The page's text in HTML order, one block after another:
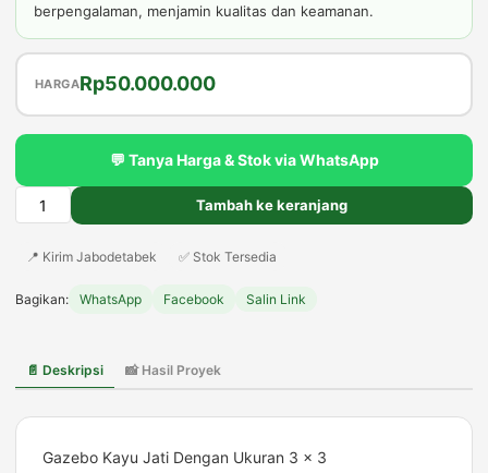
berpengalaman, menjamin kualitas dan keamanan.
HARGAHarga
aslinya
Rp55.000.000.
Rp50.000.000Harga
saat
adalah:
Rp50.000.000.
💬 Tanya Harga & Stok via WhatsApp
Kuantitas
Gazebo
Jati
(18
Sederhana
Minimalis
Tambah ke keranjang
📍 Kirim Jabodetabek ✅ Stok Tersedia
Bagikan: WhatsApp Facebook Salin Link
📄 Deskripsi 📸 Hasil Proyek
Gazebo Kayu Jati Dengan Ukuran 3 x 3